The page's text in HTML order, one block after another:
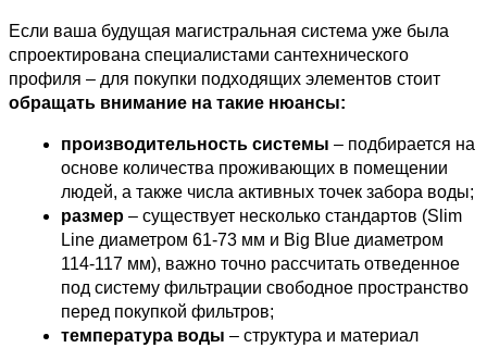
Если ваша будущая магистральная система уже была
спроектирована специалистами сантехнического
обращать внимание на такие нюансы:
производительность системы – подбирается на
основе количества проживающих в помещении
людей, а также числа активных точек забора воды;
размер – существует несколько стандартов (Slim
Line диаметром 61-73 мм и Big Blue диаметром
114-117 мм), важно точно рассчитать отведенное
под систему фильтрации свободное пространство
перед покупкой фильтров;
температура воды – структура и материал